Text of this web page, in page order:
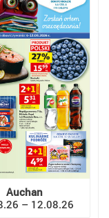
Auchan
– 12.08.26